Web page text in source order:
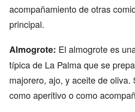
acompañamiento de otras
principal.
Almogrote: El almogrote es
típica de La Palma que se
majorero, ajo, y aceite de oliva.
como aperitivo o como